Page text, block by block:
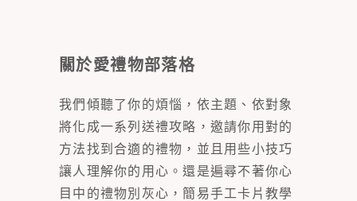
關於愛禮物部落格
我們傾聽了你的煩惱，依主題、依對象
將化成一系列送禮攻略，邀請你用對的
方法找到合適的禮物，並且用些小技巧
讓人理解你的用心。還是遍尋不著你心
目中的禮物別灰心，簡易手工卡片教學